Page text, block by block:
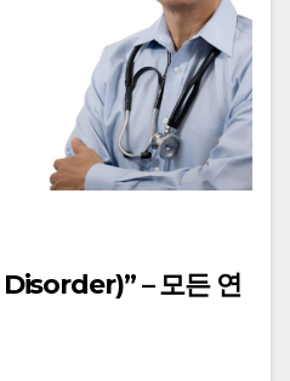
– 모든 연